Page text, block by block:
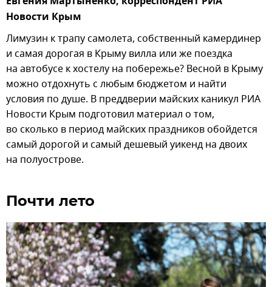
Новости Крым
Лимузин к трапу самолета, собственный камердинер
и самая дорогая в Крыму вилла или же поездка
на автобусе к хостелу на побережье? Весной в Крыму
можно отдохнуть с любым бюджетом и найти
условия по душе. В преддверии майских каникул РИА
Новости Крым подготовил материал о том,
во сколько в период майских праздников обойдется
самый дорогой и самый дешевый уикенд на двоих
на полуострове.
Почти лето